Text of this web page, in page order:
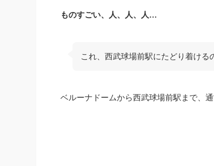
ものすごい、人、人、人…
これ、西武球場前駅にたどり着ける
ベルーナドームから西武球場前駅まで、